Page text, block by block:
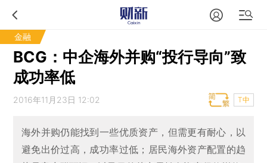
金融
BCG：中企海外并购“投行导向”致
成功率低
2016年11月23日 12:02 T中
海外并购仍能找到一些优质资产，但需更有耐心，以
避免出价过高，成功率过低；居民海外资产配置的趋